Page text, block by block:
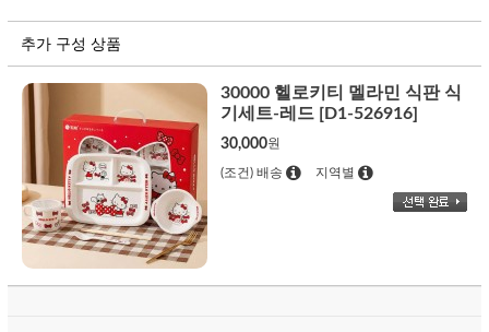
추가 구성 상품
30000 헬로키티 멜라민 식판 식
기세트-레드 [D1-526916]
30,000원
(조건) 배송 지역별